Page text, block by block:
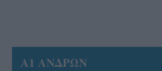
Α1 ΑΝΔΡΩΝ